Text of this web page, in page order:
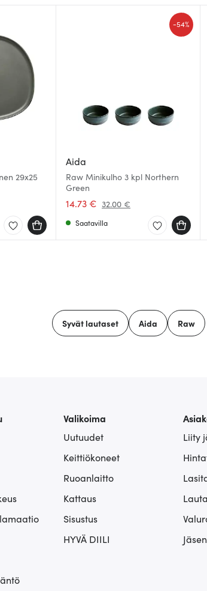
29x25
Aida
Raw Minikulho 3 kpl Northern
Green
14.73 € 32.00 €
-54%
Saatavilla
Syvät lautaset Aida Raw
Valikoima
Uutuudet
Keittiökoneet
Ruoanlaitto
Kattaus
Sisustus
HYVÄ DIILI
Liity